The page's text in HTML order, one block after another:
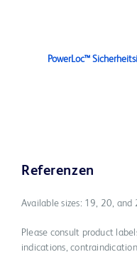
PowerLoc™
Referenzen
Available sizes: 19, 20,
Please consult product
indications,